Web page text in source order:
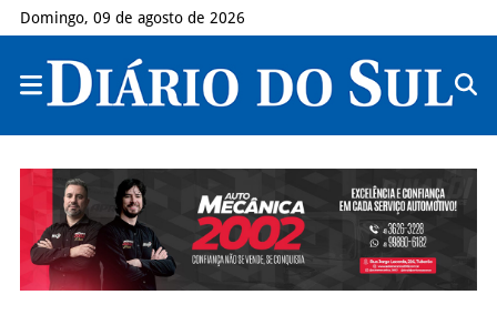
Domingo, 09 de agosto de 2026